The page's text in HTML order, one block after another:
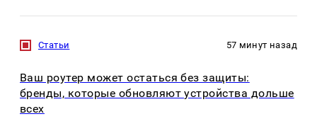
Статьи 57 минут назад
Ваш роутер может остаться без защиты:
бренды, которые обновляют устройства дольше
всех